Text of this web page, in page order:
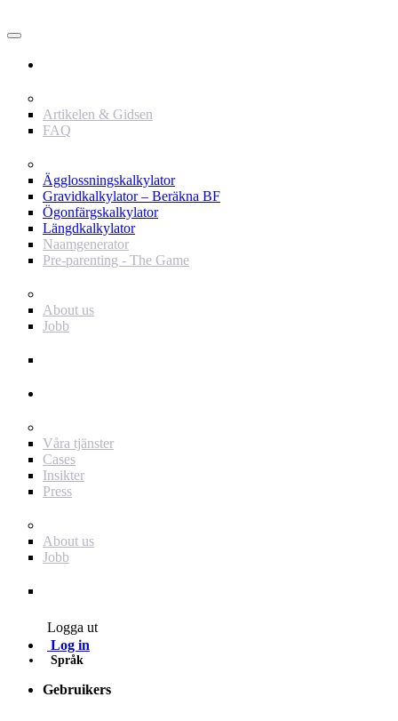
Artikelen & Gidsen
FAQ
Ägglossningskalkylator
Gravidkalkylator – Beräkna BF
Ögonfärgskalkylator
Längdkalkylator
Naamgenerator
Pre-parenting - The Game
About us
Jobb
Våra tjänster
Cases
Insikter
Press
About us
Jobb
Logga ut
Log in
Språk
Gebruikers